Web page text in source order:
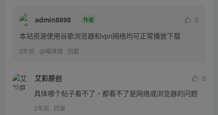
admin8898 作者
0
本站资源使用谷歌浏览器和vpn网络均可正常播放下载
2年前 @喵琪猫 回复
艾彩原创
0
具体哪个帖子看不了，都看不了是网络或浏览器的问题
2年前 回复